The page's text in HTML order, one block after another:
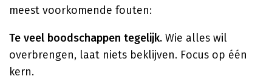
meest voorkomende fouten:
Te veel boodschappen tegelijk. Wie alles wil
overbrengen, laat niets beklijven. Focus op één
kern.